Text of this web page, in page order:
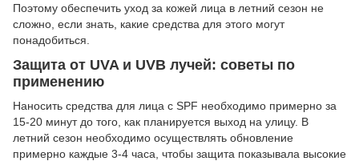
Поэтому обеспечить уход за кожей лица в летний сезон не
сложно, если знать, какие средства для этого могут
понадобиться.
Защита от UVA и UVB лучей: советы по
применению
Наносить средства для лица с SPF необходимо примерно за
15-20 минут до того, как планируется выход на улицу. В
летний сезон необходимо осуществлять обновление
примерно каждые 3-4 часа, чтобы защита показывала высокие